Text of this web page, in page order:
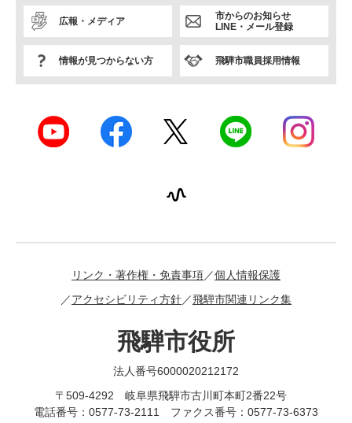
広報・メディア
市からのお知らせ
LINE・メール登録
情報が見つからない方 飛騨市職員採用情報
リンク・著作権・免責事項
個人情報保護
アクセシビリティ方針
飛騨市関連リンク集
飛騨市役所
法人番号6000020212172
〒509-4292 岐阜県飛騨市古川町本町2番22号
電話番号：0577-73-2111 ファクス番号：0577-73-6373